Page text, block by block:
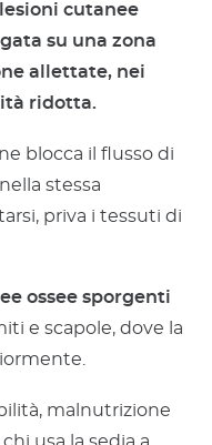
cutanee
su una zona
allettate, nei
ridotta.
blocca il flusso di
stessa
priva i tessuti di
ossee sporgenti
e scapole, dove la
malnutrizione
usa la sedia a